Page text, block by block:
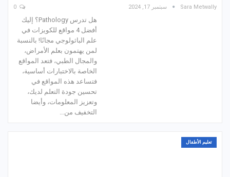
Sara Metwally سبتمبر 17, 2024
هل تدرس Pathology؟ إليك
أفضل 4 مواقع للكويزات في
علم الباثولوجي مجانًا! بالنسبة
لمن يهتمون بعلم الأمراض،
والمجال الطبي، فتعد المواقع
الخاصة بالاختبارات أساسية،
فتساعد هذه المواقع في
تحسين جودة التعلم لديك،
وتعزيز المعلومات، وأيضا
التخفيف من…
تعليم الأطفال